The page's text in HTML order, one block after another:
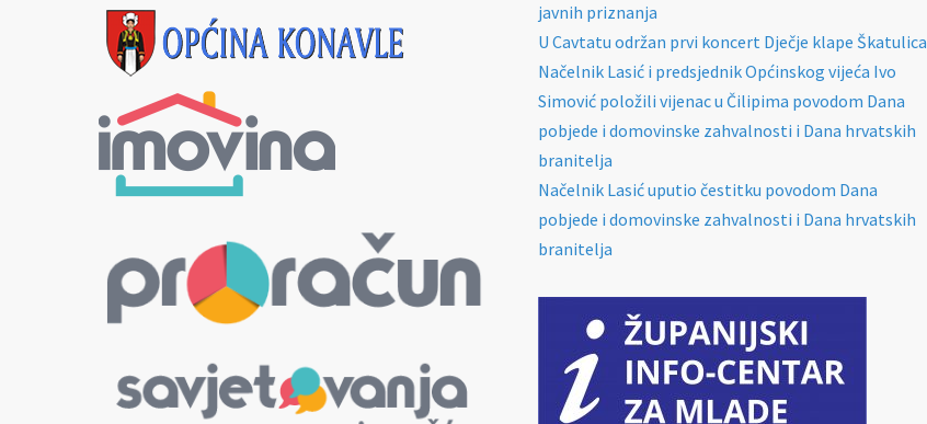
javnih priznanja
U Cavtatu održan prvi koncert Dječje klape Škatulica
Načelnik Lasić i predsjednik Općinskog vijeća Ivo
Simović položili vijenac u Čilipima povodom Dana
pobjede i domovinske zahvalnosti i Dana hrvatskih
branitelja
Načelnik Lasić uputio čestitku povodom Dana
pobjede i domovinske zahvalnosti i Dana hrvatskih
branitelja